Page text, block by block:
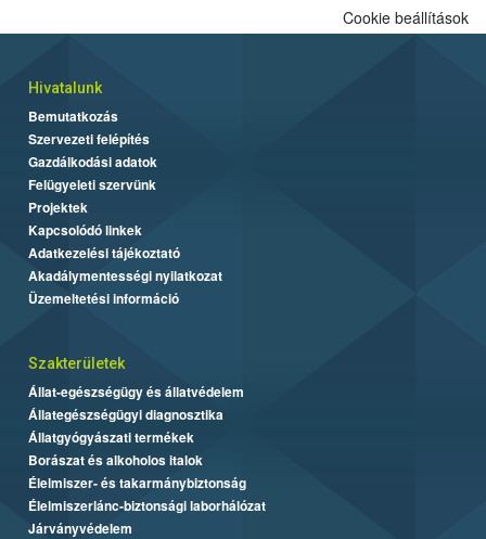
Cookie beállítások
Hivatalunk
Bemutatkozás
Szervezeti felépítés
Gazdálkodási adatok
Felügyeleti szervünk
Projektek
Kapcsolódó linkek
Adatkezelési tájékoztató
Akadálymentességi nyilatkozat
Üzemeltetési információ
Szakterületek
Állat-egészségügy és állatvédelem
Állategészségügyi diagnosztika
Állatgyógyászati termékek
Borászat és alkoholos italok
Élelmiszer- és takarmánybiztonság
Élelmiszerlánc-biztonsági laborhálózat
Járványvédelem